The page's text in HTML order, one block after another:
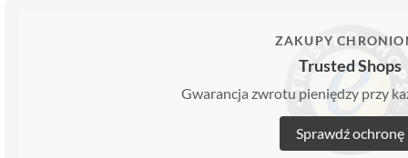
ZAKUPY
Trusted Shops
Gwarancja zwrotu pieniędzy przy
Sprawdź ochronę